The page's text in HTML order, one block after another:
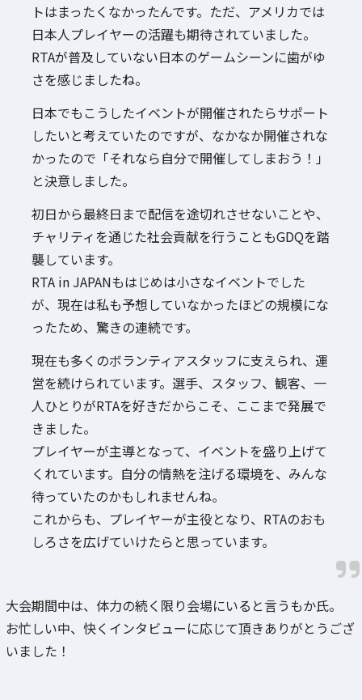
トはまったくなかったんです。ただ、アメリカでは
日本人プレイヤーの活躍も期待されていました。
RTAが普及していない日本のゲームシーンに歯がゆ
さを感じましたね。
日本でもこうしたイベントが開催されたらサポート
したいと考えていたのですが、なかなか開催されな
かったので「それなら自分で開催してしまおう！」
と決意しました。
初日から最終日まで配信を途切れさせないことや、
チャリティを通じた社会貢献を行うこともGDQを踏
襲しています。
RTA in JAPANもはじめは小さなイベントでした
が、現在は私も予想していなかったほどの規模にな
ったため、驚きの連続です。
現在も多くのボランティアスタッフに支えられ、運
営を続けられています。選手、スタッフ、観客、一
人ひとりがRTAを好きだからこそ、ここまで発展で
きました。
プレイヤーが主導となって、イベントを盛り上げて
くれています。自分の情熱を注げる環境を、みんな
待っていたのかもしれませんね。
これからも、プレイヤーが主役となり、RTAのおも
しろさを広げていけたらと思っています。
大会期間中は、体力の続く限り会場にいると言うもか氏。
お忙しい中、快くインタビューに応じて頂きありがとうござ
いました！